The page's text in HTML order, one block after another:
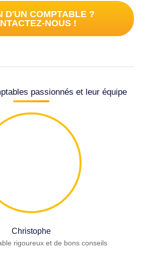
D'UN COMPTABLE ?
NOUS !
passionnés et leur équipe
Christophe
rigoureux et de bons conseils